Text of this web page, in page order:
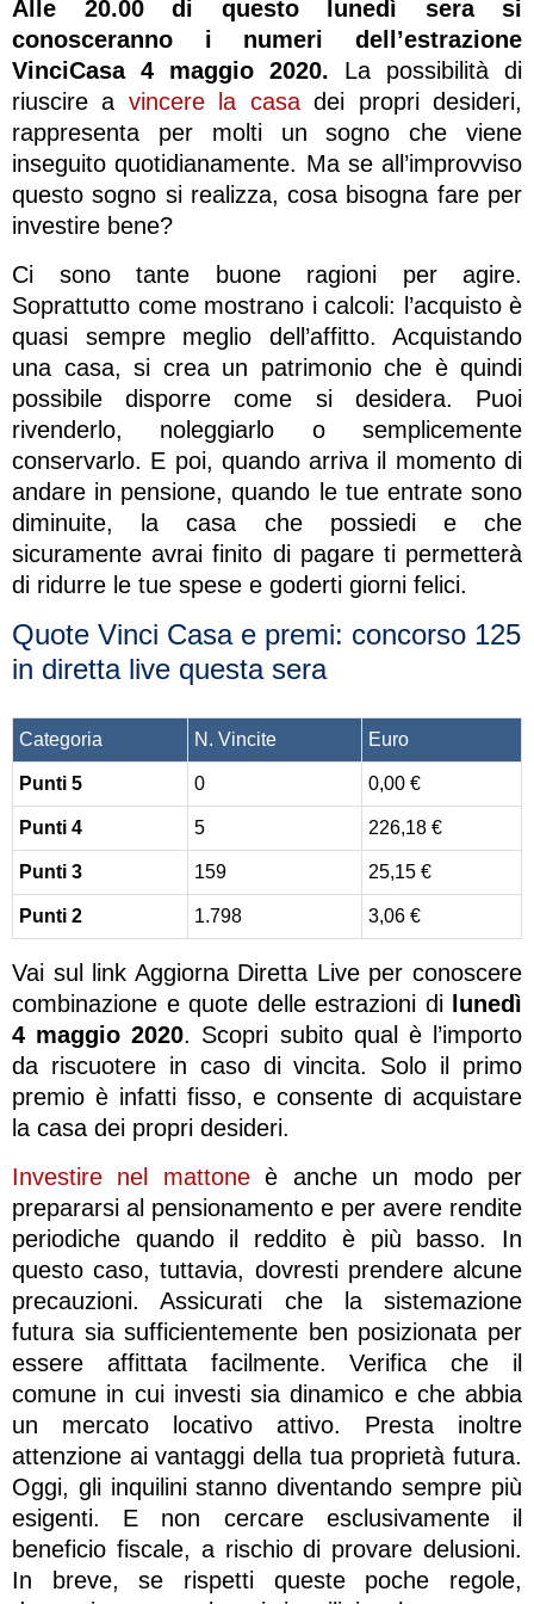
Alle 20.00 di questo lunedì sera si
conosceranno i numeri dell’estrazione
VinciCasa 4 maggio 2020. La possibilità di
riuscire a vincere la casadei propri desideri,
rappresenta per molti un sogno che viene
inseguito quotidianamente. Ma se all’improvviso
questo sogno si realizza, cosa bisogna fare per
investire bene?
Ci sono tante buone ragioni per agire.
Soprattutto come mostrano i calcoli: l’acquisto è
quasi sempre meglio dell’affitto. Acquistando
una casa, si crea un patrimonio che è quindi
possibile disporre come si desidera. Puoi
rivenderlo, noleggiarlo o semplicemente
conservarlo. E poi, quando arriva il momento di
andare in pensione, quando le tue entrate sono
diminuite, la casa che possiedi e che
sicuramente avrai finito di pagare ti permetterà
di ridurre le tue spese e goderti giorni felici.
Quote Vinci Casa e premi: concorso 125
in diretta live questa sera
Categoria N. Vincite Euro
Punti 5 0 0,00 €
Punti 4 5 226,18 €
Punti 3 159 25,15 €
Punti 2 1.798 3,06 €
Vai sul link Aggiorna Diretta Live per conoscere
combinazione e quote delle estrazioni di
lunedì
4 maggio 2020. Scopri subito qual è l’importo
da riscuotere in caso di vincita. Solo il primo
premio è infatti fisso, e consente di acquistare
la casa dei propri desideri.
Investire nel mattoneè anche un modo per
prepararsi al pensionamento e per avere rendite
periodiche quando il reddito è più basso. In
questo caso, tuttavia, dovresti prendere alcune
precauzioni. Assicurati che la sistemazione
futura sia sufficientemente ben posizionata per
essere affittata facilmente. Verifica che il
comune in cui investi sia dinamico e che abbia
un mercato locativo attivo. Presta inoltre
attenzione ai vantaggi della tua proprietà futura.
Oggi, gli inquilini stanno diventando sempre più
esigenti. E non cercare esclusivamente il
beneficio fiscale, a rischio di provare delusioni.
In breve, se rispetti queste poche regole,